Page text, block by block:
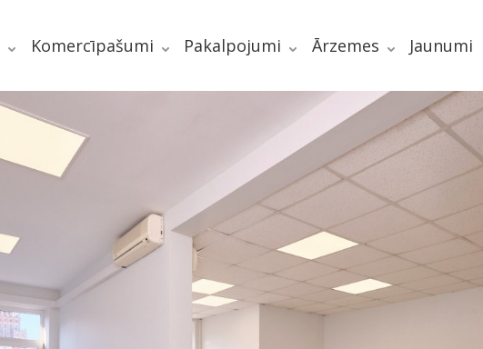
Komercīpašumi Pakalpojumi Ārzemes Jaunumi